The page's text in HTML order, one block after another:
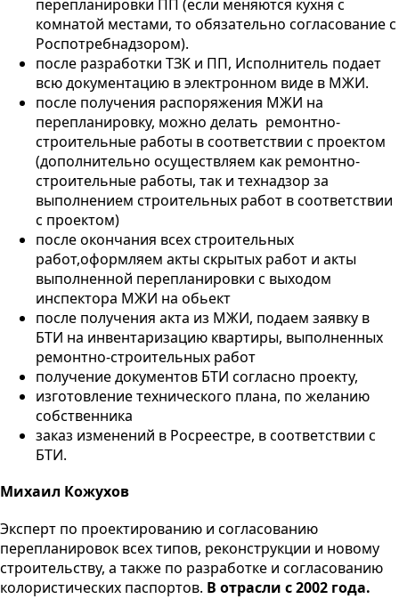
перепланировки ПП (если меняются кухня с
комнатой местами, то обязательно согласование с
Роспотребнадзором).
после разработки ТЗК и ПП, Исполнитель подает
всю документацию в электронном виде в МЖИ.
после получения распоряжения МЖИ на
перепланировку, можно делать ремонтно-
строительные работы в соответствии с проектом
(дополнительно осуществляем как ремонтно-
строительные работы, так и технадзор за
выполнением строительных работ в соответствии
с проектом)
после окончания всех строительных
работ,оформляем акты скрытых работ и акты
выполненной перепланировки с выходом
инспектора МЖИ на обьект
после получения акта из МЖИ, подаем заявку в
БТИ на инвентаризацию квартиры, выполненных
ремонтно-строительных работ
получение документов БТИ согласно проекту,
изготовление технического плана, по желанию
собственника
заказ изменений в Росреестре, в соответствии с
БТИ.
Михаил Кожухов
Эксперт по проектированию и согласованию
перепланировок всех типов, реконструкции и новому
строительству, а также по разработке и согласованию
колористических паспортов. В отрасли с 2002 года.